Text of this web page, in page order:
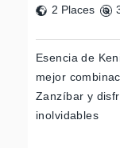
2 Places
Esencia de
mejor
Zanzíbar y
inolvidables